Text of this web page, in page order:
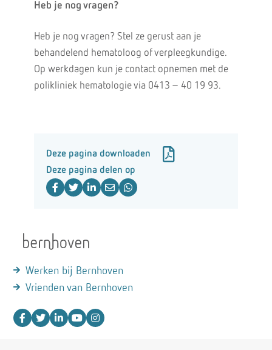
Heb je nog vragen?
Heb je nog vragen? Stel ze gerust aan je
behandelend hematoloog of verpleegkundige.
Op werkdagen kun je contact opnemen met de
polikliniek hematologie via 0413 – 40 19 93.
Deze pagina downloaden
Deze pagina delen op
Werken bij Bernhoven
Vrienden van Bernhoven